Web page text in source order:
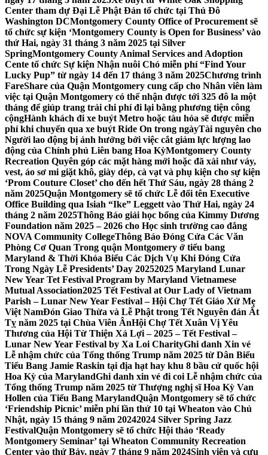
Center tham dự Đại Lễ Phật Đản tổ chức tại Thủ Đô
Washington DCMontgomery County Office of Procurement sẽ
tổ chức sự kiện ‘Montgomery County is Open for Business’ vào
thứ Hai, ngày 31 tháng 3 năm 2025 tại Silver
SpringMontgomery County Animal Services and Adoption
Cente tổ chức Sự kiện Nhận nuôi Chó miễn phí “Find Your
Lucky Pup” từ ngày 14 đến 17 tháng 3 năm 2025Chương trình
FareShare của Quận Montgomery cung cấp cho Nhân viên làm
việc tại Quận Montgomery có thể nhận được tới 325 đô la một
tháng để giúp trang trải chi phí đi lại bằng phương tiện công
cộngHành khách đi xe buýt Metro hoặc tàu hỏa sẽ được miễn
phí khi chuyển qua xe buýt Ride On trong ngàyTài nguyên cho
Người lao động bị ảnh hưởng bởi việc cắt giảm lực lượng lao
động của Chính phủ Liên bang Hoa KỳMontgomery County
Recreation Quyên góp các mặt hàng mới hoặc đã xài như váy,
vest, áo sơ mi giặt khô, giày dép, cà vạt và phụ kiện cho sự kiện
‘Prom Couture Closet’ cho đến hết Thứ Sáu, ngày 28 tháng 2
năm 2025Quận Montgomery sẽ tổ chức Lễ đổi tên Executive
Office Building qua Isiah “Ike” Leggett vào Thứ Hai, ngày 24
tháng 2 năm 2025Thông Báo giải học bổng của Kimmy Dương
Foundation năm 2025 – 2026 cho Học sinh trường cao đẳng
NOVA Community CollegeThông Báo Đóng Cửa Các Văn
Phòng Cơ Quan Trong quận Montgomery ở tiểu bang
Maryland & Thời Khóa Biểu Các Dịch Vụ Khi Đóng Cửa
Trong Ngày Lễ Presidents’ Day 20252025 Maryland Lunar
New Year Tet Festival Program by Maryland Vietnamese
Mutual Association2025 Tết Festival at Our Lady of Vietnam
Parish – Lunar New Year Festival – Hội Chợ Tết Giáo Xứ Mẹ
Việt NamĐón Giao Thừa và Lễ Phật trong Tết Nguyên đán Ất
Tỵ năm 2025 tại Chùa Viên ÂnHội Chợ Tết Xuân Vị Yêu
Thương của Hội Từ Thiện Xá Lợi – 2025 – Tết Festival –
Lunar New Year Festival by Xa Loi CharityGhi danh Xin vé
Lễ nhậm chức của Tổng thống Trump năm 2025 từ Dân Biểu
Tiểu Bang Jamie Raskin tại địa hạt hay khu 8 bầu cử quốc hội
Hoa Kỳ của MarylandGhi danh xin vé đi coi Lễ nhậm chức của
Tổng thống Trump năm 2025 từ Thượng nghị sĩ Hoa Kỳ Van
Hollen của Tiểu Bang MarylandQuận Montgomery sẽ tổ chức
‘Friendship Picnic’ miễn phí lần thứ 10 tại Wheaton vào Chủ
Nhật, ngày 15 tháng 9 năm 20242024 Silver Spring Jazz
FestivalQuận Montgomery sẽ tổ chức Hội thảo ‘Ready
Montgomery Seminar’ tại Wheaton Community Recreation
Center vào thứ Bảy, ngày 7 tháng 9 năm 2024Sinh viên và cựu